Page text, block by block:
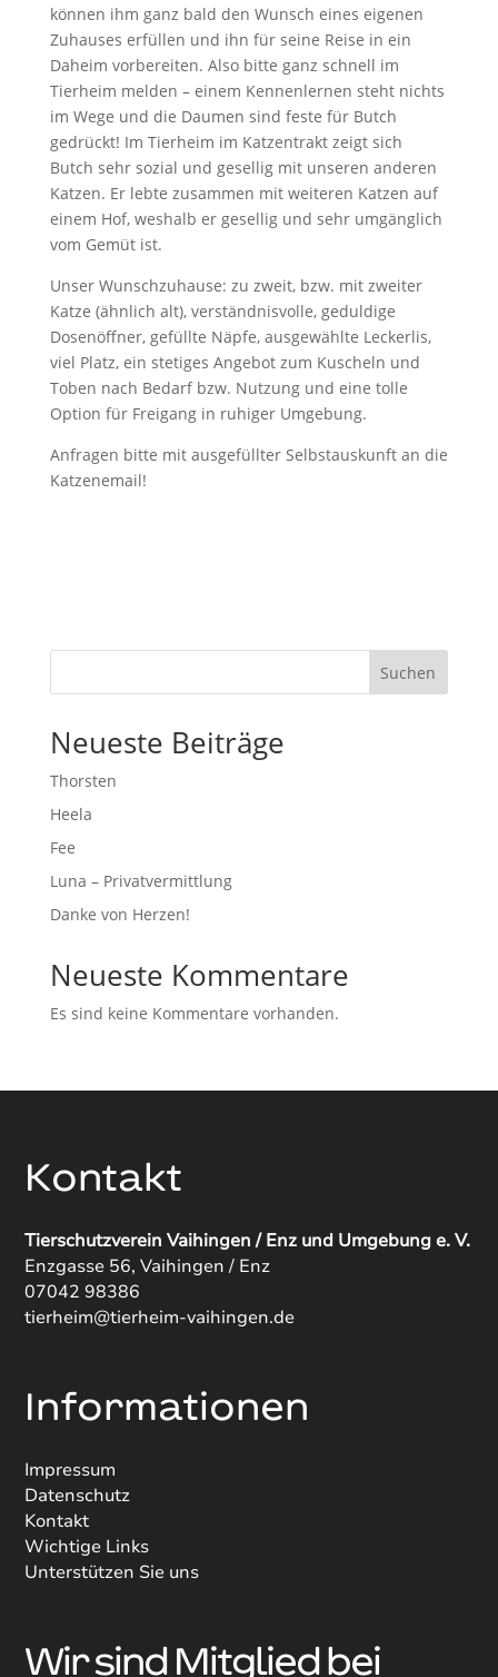
können ihm ganz bald den Wunsch eines eigenen
Zuhauses erfüllen und ihn für seine Reise in ein
Daheim vorbereiten. Also bitte ganz schnell im
Tierheim melden – einem Kennenlernen steht nichts
im Wege und die Daumen sind feste für Butch
gedrückt! Im Tierheim im Katzentrakt zeigt sich
Butch sehr sozial und gesellig mit unseren anderen
Katzen. Er lebte zusammen mit weiteren Katzen auf
einem Hof, weshalb er gesellig und sehr umgänglich
vom Gemüt ist.
Unser Wunschzuhause: zu zweit, bzw. mit zweiter
Katze (ähnlich alt), verständnisvolle, geduldige
Dosenöffner, gefüllte Näpfe, ausgewählte Leckerlis,
viel Platz, ein stetiges Angebot zum Kuscheln und
Toben nach Bedarf bzw. Nutzung und eine tolle
Option für Freigang in ruhiger Umgebung.
Anfragen bitte mit ausgefüllter Selbstauskunft an die
Katzenemail!
Suchen
Neueste Beiträge
Thorsten
Heela
Fee
Luna – Privatvermittlung
Danke von Herzen!
Neueste Kommentare
Es sind keine Kommentare vorhanden.
Kontakt
Tierschutzverein Vaihingen / Enz und Umgebung e. V.
Enzgasse 56, Vaihingen / Enz
07042 98386
tierheim@tierheim-vaihingen.de
Informationen
Impressum
Datenschutz
Kontakt
Wichtige Links
Unterstützen Sie uns
Wir sind Mitglied bei